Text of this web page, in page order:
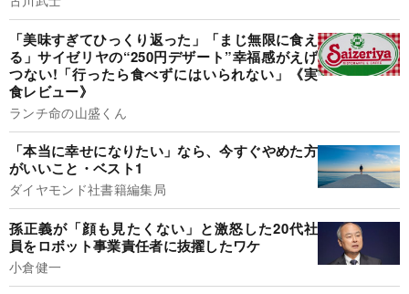
「美味すぎてひっくり返った」「まじ無限に食え
る」サイゼリヤの“250円デザート”幸福感がえげ
つない!「行ったら食べずにはいられない」《実
食レビュー》
ランチ命の山盛くん
「本当に幸せになりたい」なら、今すぐやめた方
がいいこと・ベスト1
ダイヤモンド社書籍編集局
孫正義が「顔も見たくない」と激怒した20代社
員をロボット事業責任者に抜擢したワケ
小倉健一